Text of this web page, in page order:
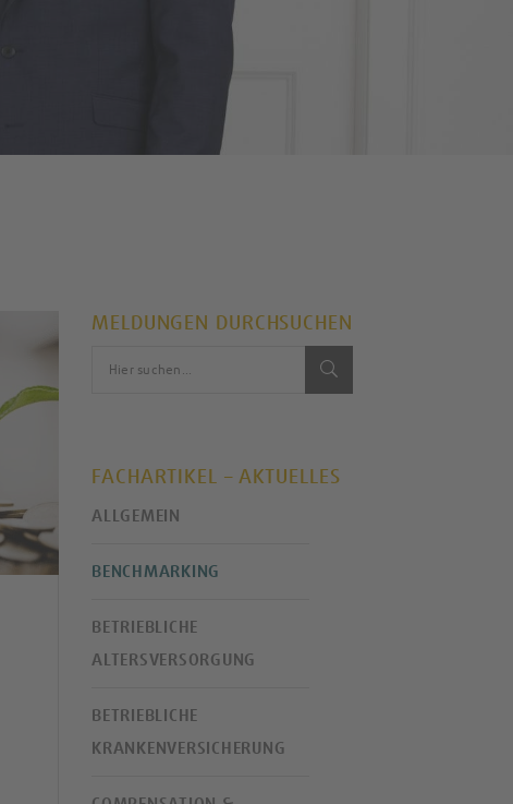
MELDUNGEN DURCHSUCHEN
FACHARTIKEL – AKTUELLES
ALLGEMEIN
BENCHMARKING
BETRIEBLICHE
ALTERSVERSORGUNG
BETRIEBLICHE
KRANKENVERSICHERUNG